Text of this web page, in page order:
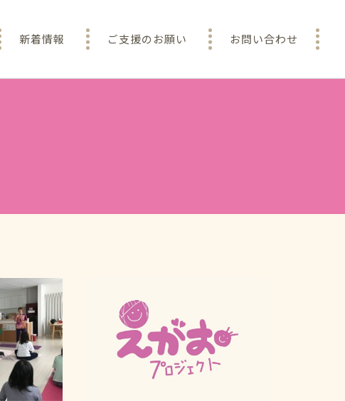
新着情報 ご支援のお願い お問い合わせ